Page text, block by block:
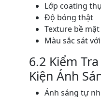
Lớp coating
Độ bóng thật
Texture bề
Màu sắc sát
6.2 Kiểm
Kiện Ánh
Ánh sáng tự